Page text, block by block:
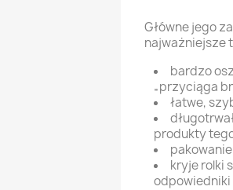
Główne jego
najważniejsze
bardzo
„przyciąga
łatwe,
produkty
kryje rolki
odpowiedniki